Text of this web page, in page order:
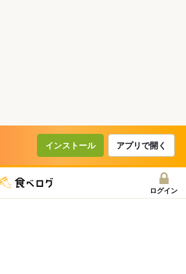
インストール アプリで開く
ログイン